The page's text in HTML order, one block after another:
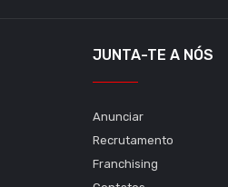
JUNTA-TE A NÓS
Anunciar
Recrutamento
Franchising